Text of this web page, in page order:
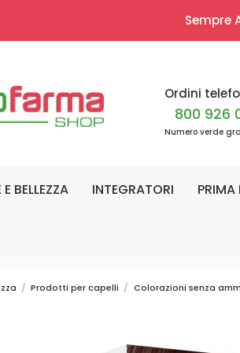
Sempre
Ordini
800 926
Numero verde
E BELLEZZA INTEGRATORI PRIMA
Prodotti per capelli Colorazioni senza